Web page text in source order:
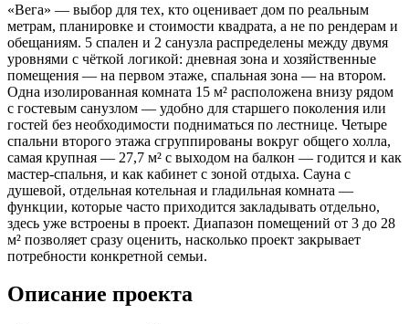
«Вега» — выбор для тех, кто оценивает дом по реальным
метрам, планировке и стоимости квадрата, а не по рендерам и
обещаниям. 5 спален и 2 санузла распределены между двумя
уровнями с чёткой логикой: дневная зона и хозяйственные
помещения — на первом этаже, спальная зона — на втором.
Одна изолированная комната 15 м² расположена внизу рядом
с гостевым санузлом — удобно для старшего поколения или
гостей без необходимости подниматься по лестнице. Четыре
спальни второго этажа сгруппированы вокруг общего холла,
самая крупная — 27,7 м² с выходом на балкон — годится и как
мастер-спальня, и как кабинет с зоной отдыха. Сауна с
душевой, отдельная котельная и гладильная комната —
функции, которые часто приходится закладывать отдельно,
здесь уже встроены в проект. Диапазон помещений от 3 до 28
м² позволяет сразу оценить, насколько проект закрывает
потребности конкретной семьи.
Описание проекта